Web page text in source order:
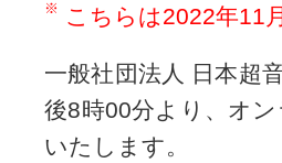
こちらは2022年11
一般社団法人 日本超
後8時00分より、オ
いたします。